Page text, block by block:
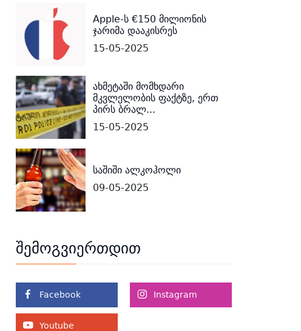
Apple-ს €150 მილიონის
ჯარიმა დააკისრეს
15-05-2025
ახმეტაში მომხდარი
მკვლელობის ფაქტზე, ერთ
პირს ბრალ...
15-05-2025
საშიში ალკოჰოლი
09-05-2025
შემოგვიერთდით
Facebook Instagram
Youtube